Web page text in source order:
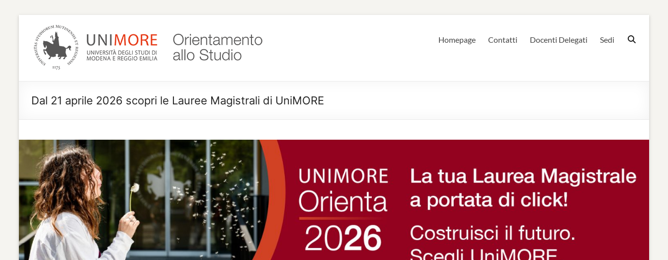
contenuto
Progetto
Orientamento
di Ateneo
Homepage Contatti Docenti Delegati Sedi
Dal 21 aprile 2026 scopri le Lauree Magistrali di UniMORE